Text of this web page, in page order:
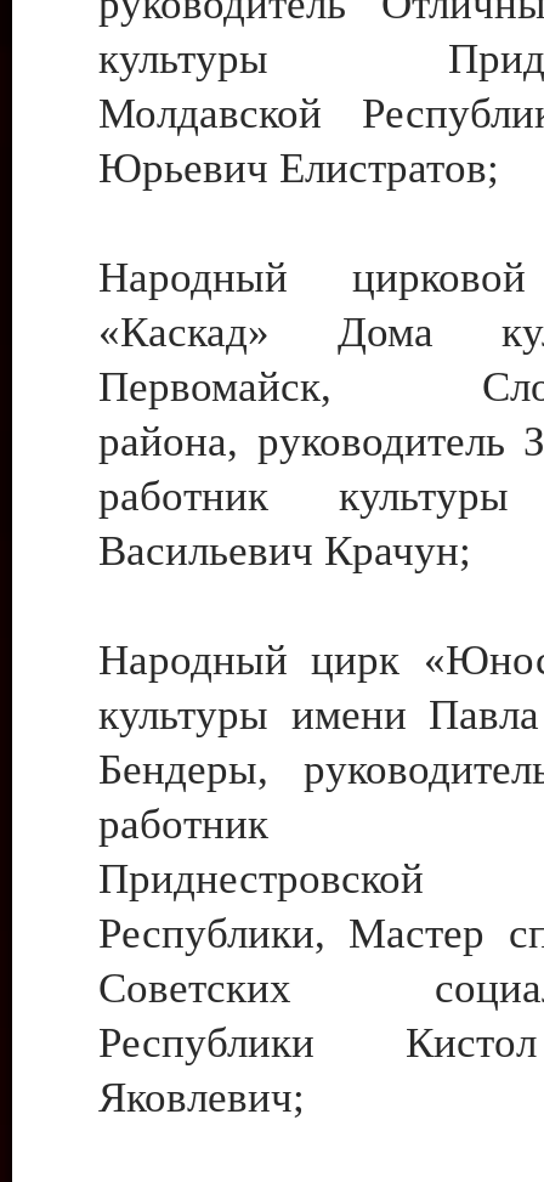
культуры
Молдавской
Юрьевич Елистратов;
Народный цирковой
«Каскад» Дома
Первомайск,
района, руководитель
работник культуры
Васильевич Крачун;
Народный цирк
культуры имени
Бендеры,
работник
Приднестровской
Республики, Мастер
Советских
Республики
Яковлевич;